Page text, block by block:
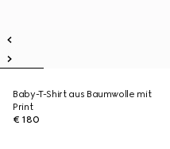
Baby-T-Shirt aus Baumwolle mit
Print
€ 180